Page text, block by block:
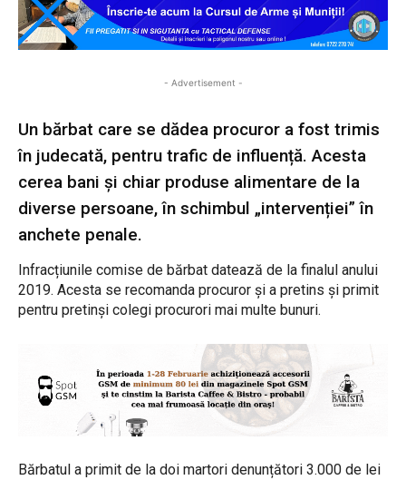
- Advertisement -
Un bărbat care se dădea procuror a fost trimis
în judecată, pentru trafic de influență. Acesta
cerea bani și chiar produse alimentare de la
diverse persoane, în schimbul „intervenției” în
anchete penale.
Infracțiunile comise de bărbat datează de la finalul anului
2019. Acesta se recomanda procuror și a pretins și primit
pentru pretinși colegi procurori mai multe bunuri.
Bărbatul a primit de la doi martori denunțători 3.000 de lei